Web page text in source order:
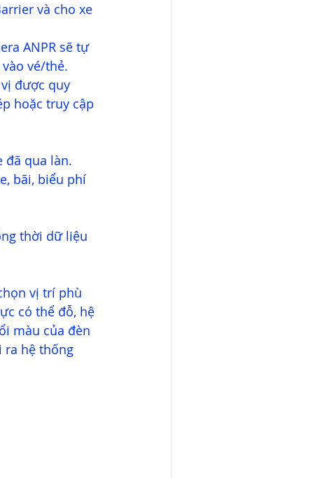
và cho xe
ANPR sẽ tự
vé/thẻ.
được quy
hoặc truy cập
đã qua làn.
bãi, biểu phí
thời dữ liệu
vị trí phù
có thể đỗ, hệ
màu của đèn
ra hệ thống